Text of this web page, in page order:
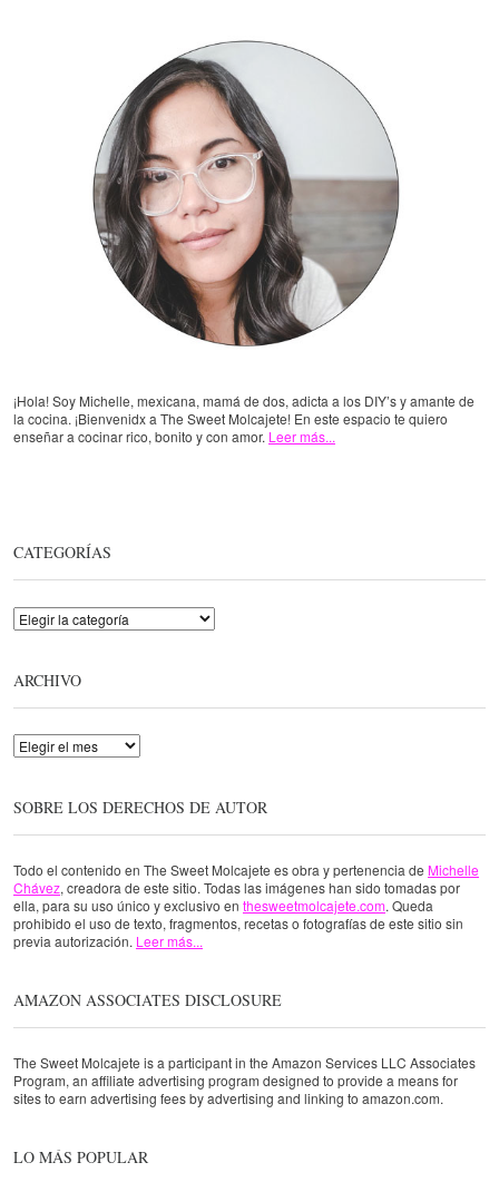
¡Hola! Soy Michelle, mexicana, mamá de dos, adicta a los DIY’s y amante de
la cocina. ¡Bienvenidx a The Sweet Molcajete! En este espacio te quiero
enseñar a cocinar rico, bonito y con amor. Leer más...
CATEGORÍAS
Categorías
ARCHIVO
Archivo
SOBRE LOS DERECHOS DE AUTOR
Todo el contenido en The Sweet Molcajete es obra y pertenencia de Michelle
Chávez, creadora de este sitio. Todas las imágenes han sido tomadas por
ella, para su uso único y exclusivo en thesweetmolcajete.com. Queda
prohibido el uso de texto, fragmentos, recetas o fotografías de este sitio sin
previa autorización. Leer más...
AMAZON ASSOCIATES DISCLOSURE
The Sweet Molcajete is a participant in the Amazon Services LLC Associates
Program, an affiliate advertising program designed to provide a means for
sites to earn advertising fees by advertising and linking to amazon.com.
LO MÁS POPULAR